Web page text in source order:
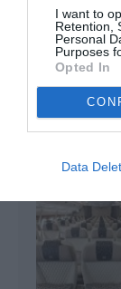
I want to
Retention,
Personal
Purposes
Opted In
Data
Pas si Cool
19 h 23
Airlines relie